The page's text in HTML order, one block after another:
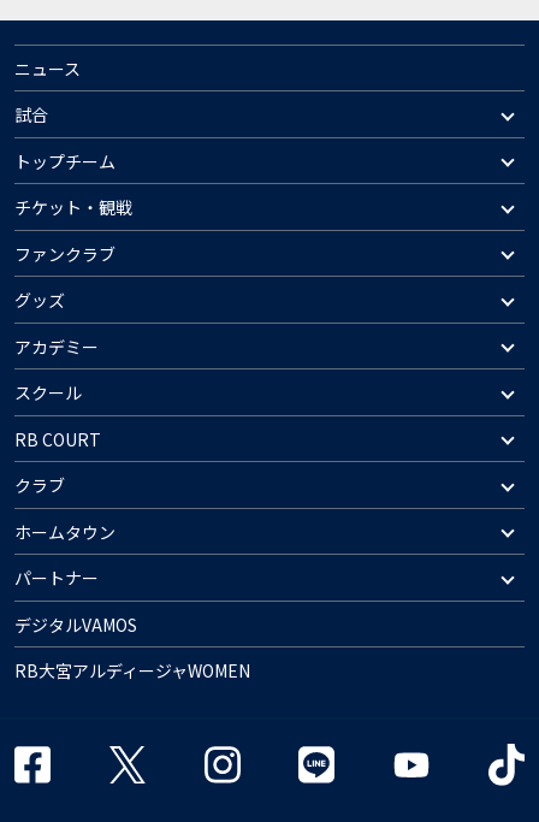
ニュース
試合
トップチーム
チケット・観戦
ファンクラブ
グッズ
アカデミー
スクール
RB COURT
クラブ
ホームタウン
パートナー
デジタルVAMOS
RB大宮アルディージャWOMEN